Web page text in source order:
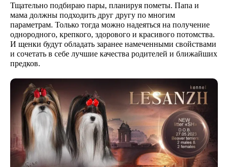
Тщательно подбираю пары, планируя пометы. Папа и
мама должны подходить друг другу по многим
параметрам. Только тогда можно надеяться на получение
однородного, крепкого, здорового и красивого потомства.
И щенки будут обладать заранее намеченными свойствами
и сочетать в себе лучшие качества родителей и ближайших
предков.